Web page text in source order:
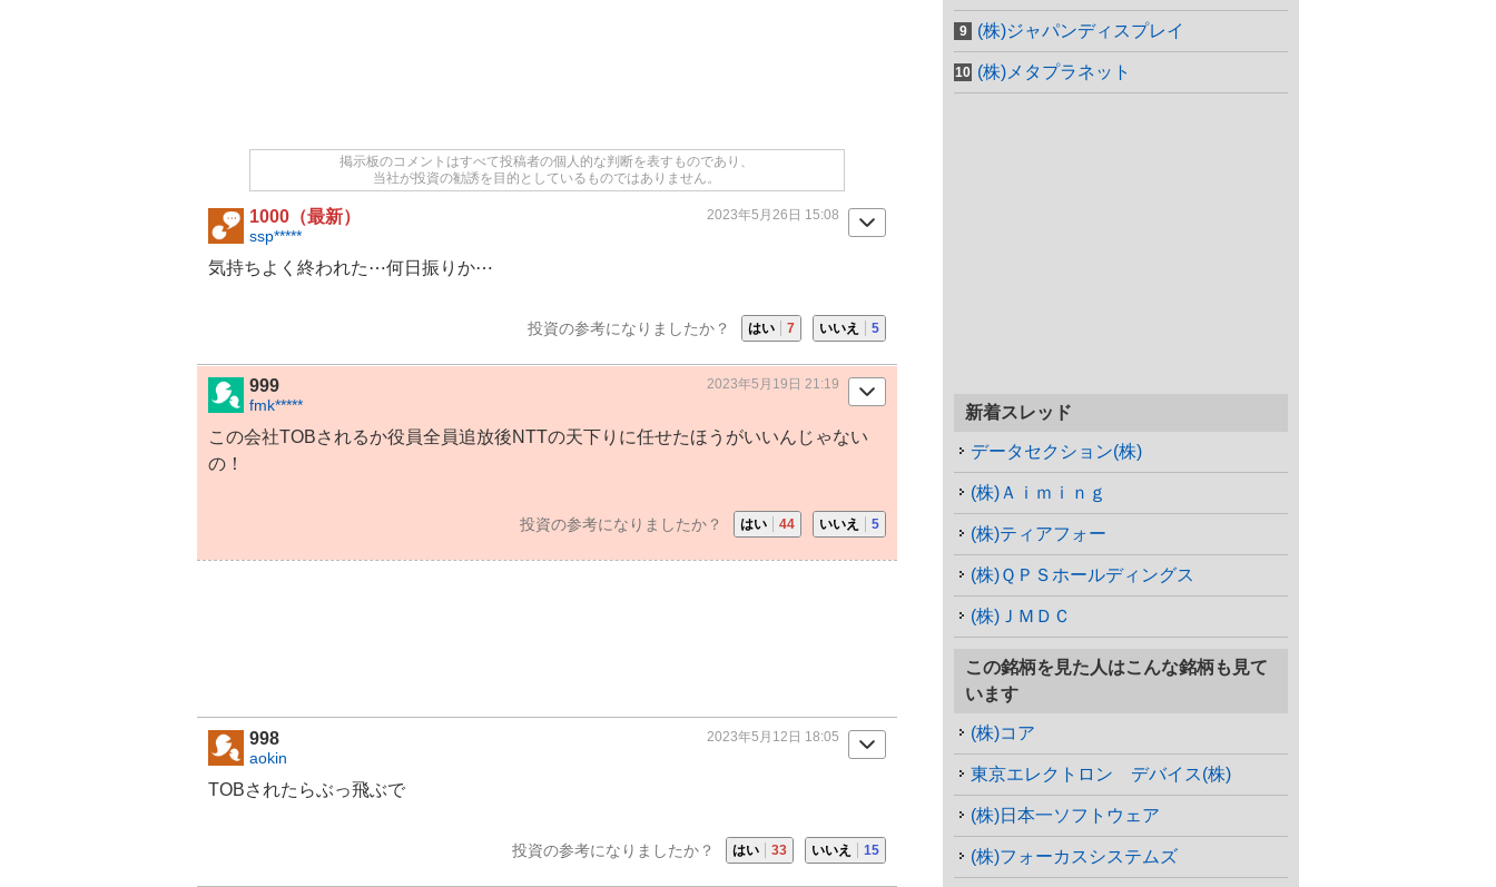
掲示板のコメントはすべて投稿者の個人的な判断を表すものであり、
当社が投資の勧誘を目的としているものではありません。
1000（最新）
ssp*****
2023年5月26日 15:08
気持ちよく終われた⋯何日振りか⋯
投資の参考になりましたか？ はい 7 いいえ 5
999
fmk*****
2023年5月19日 21:19
この会社TOBされるか役員全員追放後NTTの天下りに任せたほうがいいんじゃない
の！
投資の参考になりましたか？ はい 44 いいえ 5
998
aokin
2023年5月12日 18:05
TOBされたらぶっ飛ぶで
投資の参考になりましたか？ はい 33 いいえ 15
(株)ジャパンディスプレイ
(株)メタプラネット
新着スレッド
データセクション(株)
(株)Ａｉｍｉｎｇ
(株)ティアフォー
(株)ＱＰＳホールディングス
(株)ＪＭＤＣ
この銘柄を見た人はこんな銘柄も見て
います
(株)コア
東京エレクトロン デバイス(株)
(株)日本一ソフトウェア
(株)フォーカスシステムズ